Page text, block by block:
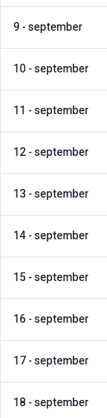
9-september
10-september
11 -september
12-september
13 -september
14-september
15-september
16-september
17-september
18-september